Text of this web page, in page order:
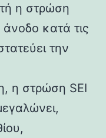
η στρώση
κατά τις
την
η στρώση SEI